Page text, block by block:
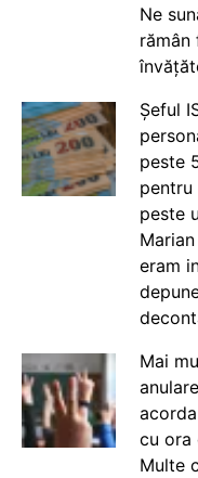
Ne
rămân
Șeful
peste
pentru
peste
eram
Mai
cu ora
Multe